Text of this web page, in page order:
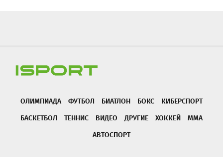
ОЛИМПИАДА ФУТБОЛ БИАТЛОН БОКС
КИБЕРСПОРТ
БАСКЕТБОЛ
ТЕННИС ВИДЕО ДРУГИЕ ХОККЕЙ
ММА
АВТОСПОРТ